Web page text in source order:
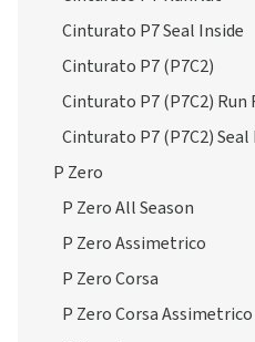
Cinturato P7 Seal Inside
Cinturato P7 (P7C2)
Cinturato P7 (P7C2) Run
Cinturato P7 (P7C2) Seal
P Zero
P Zero All Season
P Zero Assimetrico
P Zero Corsa
P Zero Corsa